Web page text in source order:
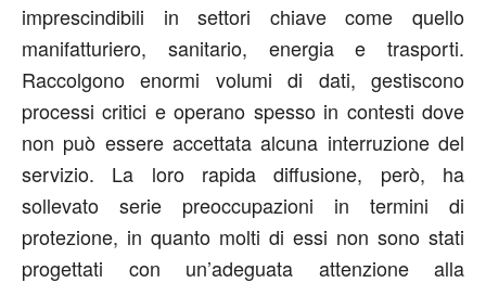
imprescindibili in settori chiave come quello
manifatturiero, sanitario, energia e trasporti.
Raccolgono enormi volumi di dati, gestiscono
processi critici e operano spesso in contesti dove
non può essere accettata alcuna interruzione del
servizio. La loro rapida diffusione, però, ha
sollevato serie preoccupazioni in termini di
protezione, in quanto molti di essi non sono stati
progettati con un’adeguata attenzione alla